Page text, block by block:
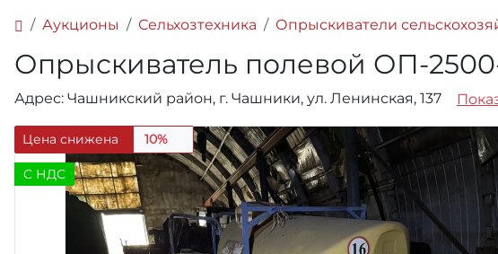
Аукционы Сельхозтехника Опрыскиватели
Опрыскиватель полевой ОП-2500-
Адрес: Чашникский район, г. Чашники, ул. Ленинская, 137
Цена снижена 10%
C НДС